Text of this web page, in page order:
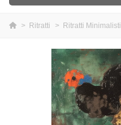
> Ritratti > Ritratti Minimalisti